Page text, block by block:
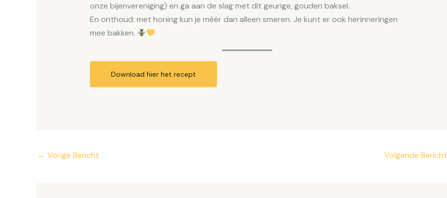
onze bijenvereniging) en ga aan de slag met dit geurige, gouden baksel.
En onthoud: met honing kun je méér dan alleen smeren. Je kunt er ook herinneringen
mee bakken.
Download hier het recept
← Vorige Bericht Volgende Bericht